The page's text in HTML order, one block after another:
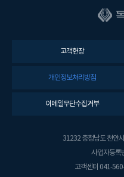
고객헌장
개인정보처리방침
이메일무단수집거부
31232 충청남도 천안
사업자등록
고객센터 041-